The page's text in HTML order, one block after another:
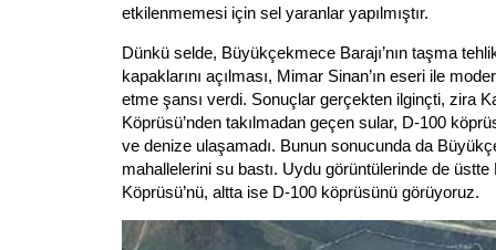
etkilenmemesi için sel yaranlar yapılmıştır.
Dünkü selde, Büyükçekmece Barajı’nın taşma
kapaklarını açılması, Mimar Sinan’ın eseri ile
etme şansı verdi. Sonuçlar gerçekten ilginçti, zira
Köprüsü’nden takılmadan geçen sular, D-100
ve denize ulaşamadı. Bunun sonucunda da
mahallelerini su bastı. Uydu görüntülerinde de
Köprüsü’nü, altta ise D-100 köprüsünü görüyoruz.